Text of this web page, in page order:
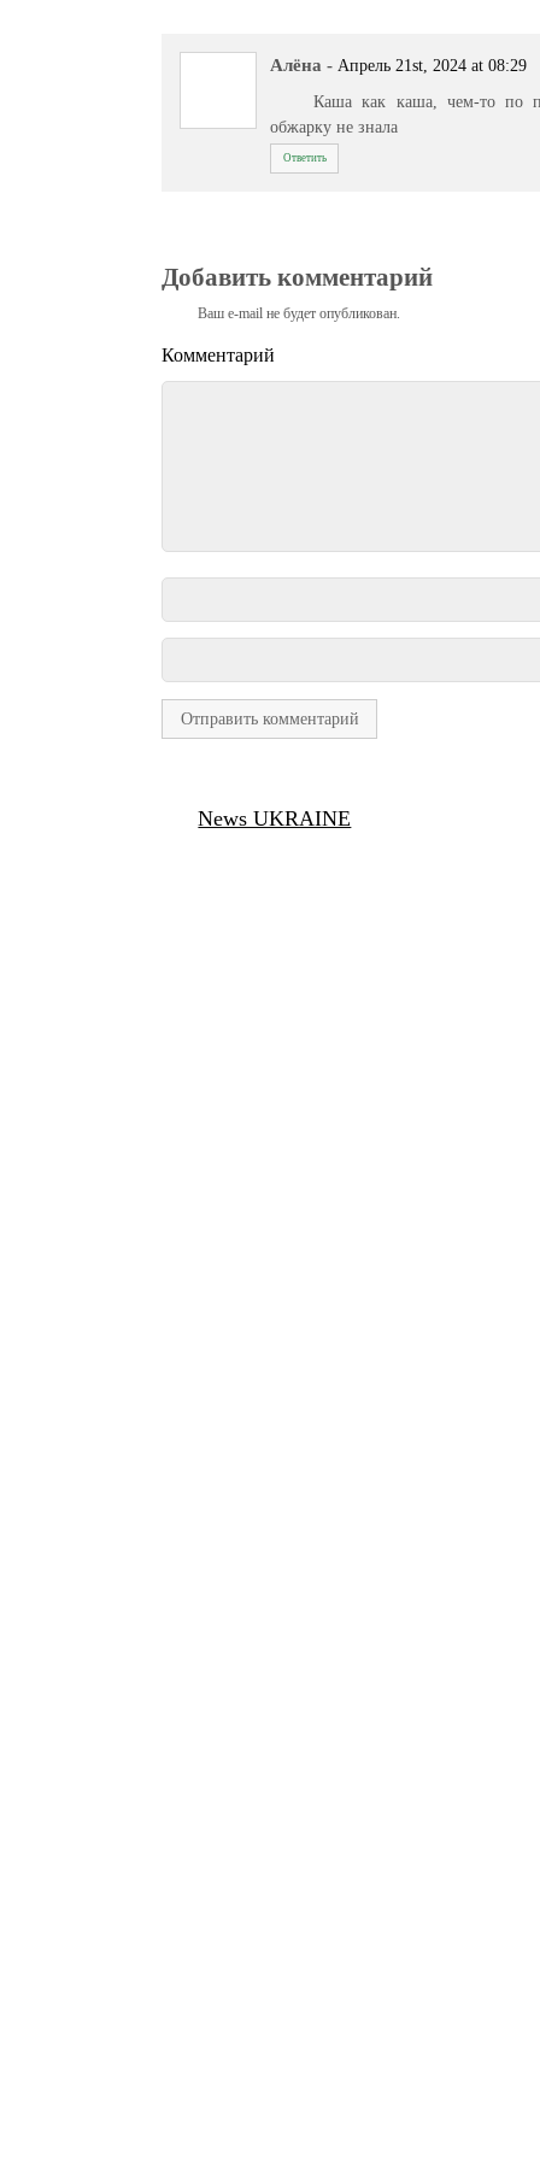
Алёна - Апрель 21st, 2024 at 08:29
Каша как каша, чем-то по
обжарку не знала
Ответить
Добавить комментарий
Ваш e-mail не будет опубликован.
Комментарий
News UKRAINE